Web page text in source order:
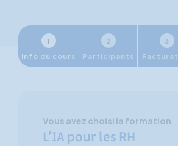
1
Info du cours
2
Participants
3
Vous avez choisi la formation
L’IA pour les RH